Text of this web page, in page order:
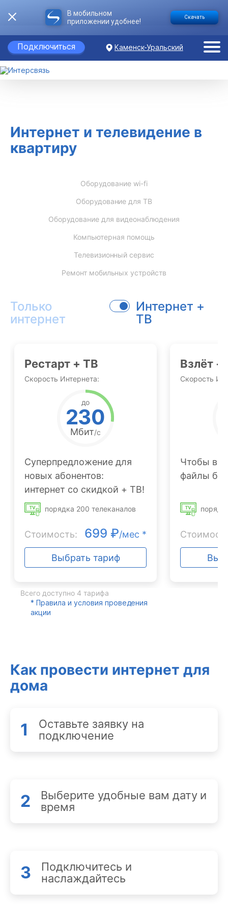
В мобильном
приложении удобнее!
Скачать
Подключиться Каменск-Уральский
Интернет и телевидение в
квартиру
Оборудование wi-fi
Оборудование для ТВ
Оборудование для видеонаблюдения
Компьютерная помощь
Телевизионный сервис
Ремонт мобильных устройств
Только
интернет
Интернет +
ТВ
Рестарт + ТВ
Скорость Интернета:
до
230
Мбит/с
Суперпредложение для
новых абонентов:
интернет со скидкой + ТВ!
порядка 200 телеканалов
Стоимость: 699 ₽/мес *
Выбрать тариф
Взлёт +
Скорость
Чтобы
файлы
Всего доступно 4 тарифa
* Правила и условия проведения
акции
Как провести интернет для
дома
1
Оставьте заявку на
подключение
2
Выберите удобные вам дату и
время
3
Подключитесь и
наслаждайтесь